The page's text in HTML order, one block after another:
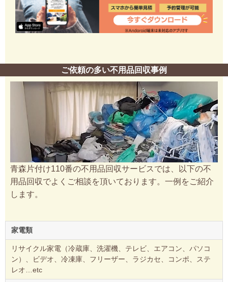
ご依頼の多い不用品回収事例
青森片付け110番の不用品回収サービスでは、以下の不
用品回収でよくご相談を頂いております。一例をご紹介
します。
家電類
リサイクル家電（冷蔵庫、洗濯機、テレビ、エアコン、パソコ
ン）、ビデオ、冷凍庫、フリーザー、ラジカセ、コンポ、ステ
レオ…etc